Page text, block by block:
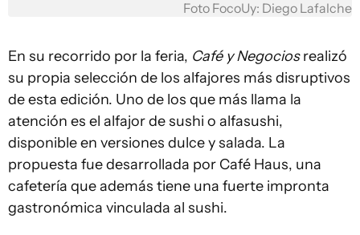
Foto FocoUy: Diego Lafalche
En su recorrido por la feria, Café y Negociosrealizó
su propia selección de los alfajores más disruptivos
de esta edición. Uno de los que más llama la
atención es el alfajor de sushi o alfasushi,
disponible en versiones dulce y salada. La
propuesta fue desarrollada por Café Haus, una
cafetería que además tiene una fuerte impronta
gastronómica vinculada al sushi.